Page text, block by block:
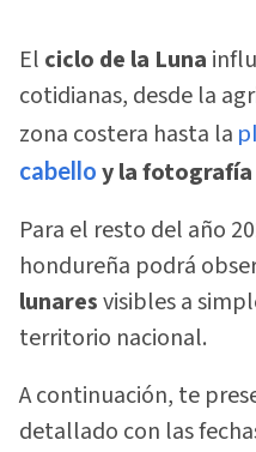
El ciclo de la Luna
cotidianas, desde la
zona costera hasta la
cabello y la
Para el resto del año
hondureña podrá
lunaresvisibles a
territorio nacional.
A continuación, te
detallado con las